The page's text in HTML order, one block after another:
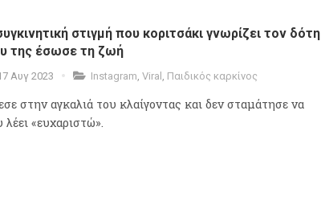
στιγμή που κοριτσάκι γνωρίζει τον δότη
της έσωσε τη ζωή
Αυγ 2023 Instagram Viral Παιδικός καρκίνος
στην αγκαλιά του κλαίγοντας και δεν σταμάτησε να
λέει «ευχαριστώ».